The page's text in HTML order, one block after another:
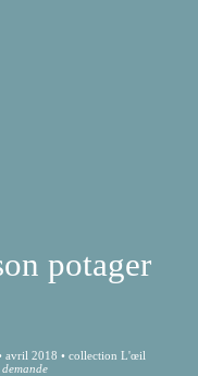
potager
avril 2018 • collection L'œil